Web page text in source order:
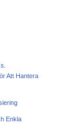
Att Hantera
Enkla